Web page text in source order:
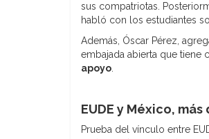
sus compatriotas.
habló con los estudiantes
Además, Óscar Pérez,
embajada abierta que tiene
apoyo.
EUDE y México,
Prueba del vínculo entre